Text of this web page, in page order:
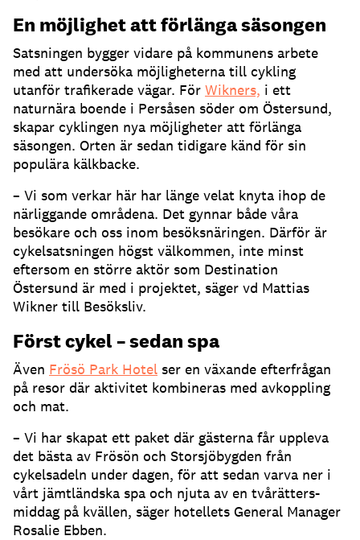
En möjlighet att förlänga säsongen
Satsningen bygger vidare på kommunens arbete
med att undersöka möjligheterna till cykling
utanför trafikerade vägar. För Wikners, i ett
naturnära boende i Persåsen söder om Östersund,
skapar cyklingen nya möjligheter att förlänga
säsongen. Orten är sedan tidigare känd för sin
populära kälkbacke.
– Vi som verkar här har länge velat knyta ihop de
närliggande områdena. Det gynnar både våra
besökare och oss inom besöksnäringen. Därför är
cykelsatsningen högst välkommen, inte minst
eftersom en större aktör som Destination
Östersund är med i projektet, säger vd Mattias
Wikner till Besöksliv.
Först cykel – sedan spa
Även Frösö Park Hotel ser en växande efterfrågan
på resor där aktivitet kombineras med avkoppling
och mat.
– Vi har skapat ett paket där gästerna får uppleva
det bästa av Frösön och Storsjöbygden från
cykelsadeln under dagen, för att sedan varva ner i
vårt jämtländska spa och njuta av en tvårätters-
middag på kvällen, säger hotellets General Manager
Rosalie Ebben.